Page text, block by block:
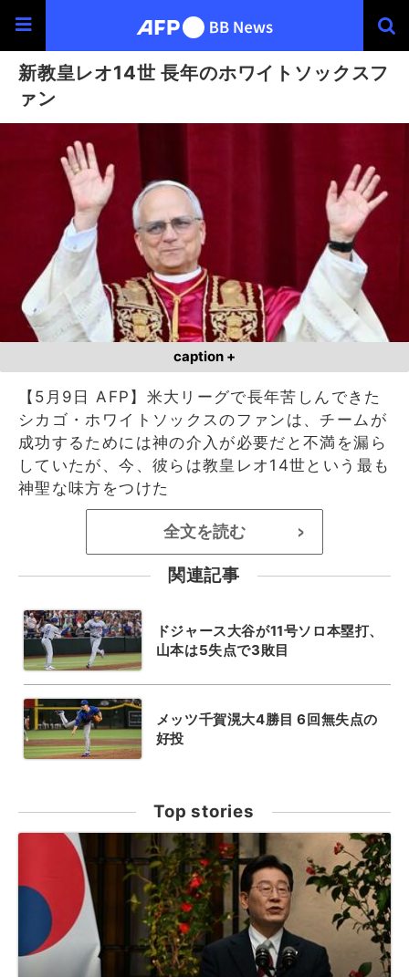
新教皇レオ14世 長年のホワイトソックスフ
ァン
caption +
【5月9日 AFP】米大リーグで長年苦しんできた
シカゴ・ホワイトソックスのファンは、チームが
成功するためには神の介入が必要だと不満を漏ら
していたが、今、彼らは教皇レオ14世という最も
神聖な味方をつけた
全文を読む >
関連記事
ドジャース大谷が11号ソロ本塁打、
山本は5失点で3敗目
メッツ千賀滉大4勝目 6回無失点の
好投
Top stories